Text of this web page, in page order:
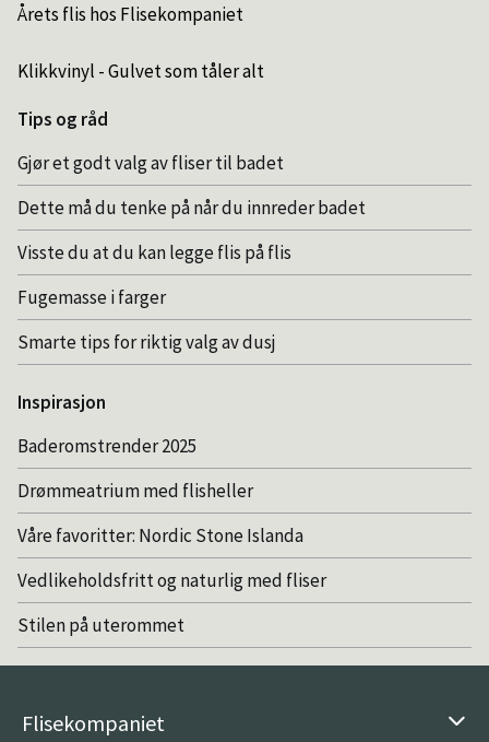
Årets flis hos Flisekompaniet
Klikkvinyl - Gulvet som tåler alt
Tips og råd
Gjør et godt valg av fliser til badet
Dette må du tenke på når du innreder badet
Visste du at du kan legge flis på flis
Fugemasse i farger
Smarte tips for riktig valg av dusj
Inspirasjon
Baderomstrender 2025
Drømmeatrium med flisheller
Våre favoritter: Nordic Stone Islanda
Vedlikeholdsfritt og naturlig med fliser
Stilen på uterommet
Flisekompaniet